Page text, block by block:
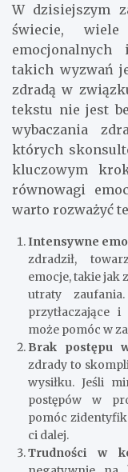
W dzisiejszym
świecie, wiele
takich wyzwań
zdradą w
tekstu nie jest
wybaczania
których
kluczowym
równowagi
warto rozważyć
Intensywne
zdradził,
emocje, takie jak
utraty
przytłaczające
może pomóc w
Brak postępu
zdrady to
wysiłku. Jeśli
postępów w
pomóc
ci dalej.
Trudności w